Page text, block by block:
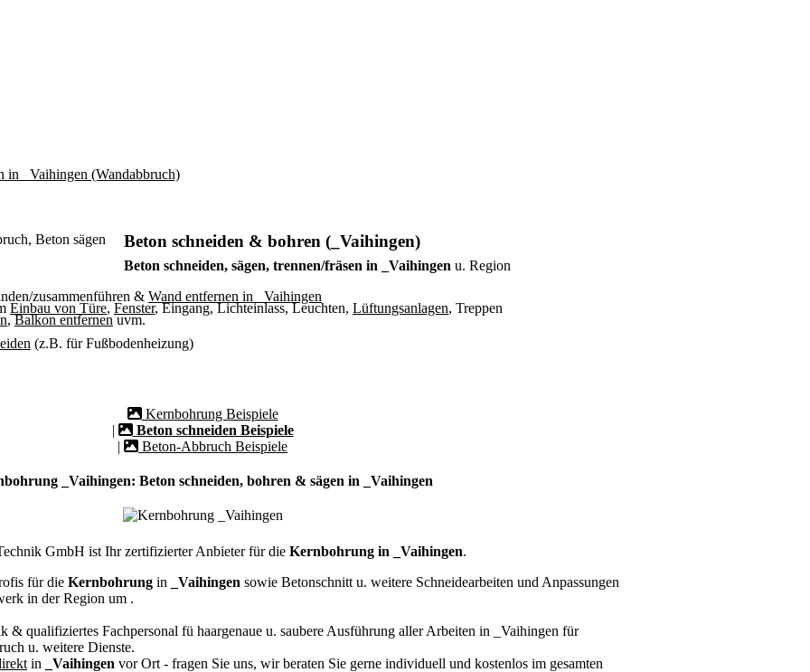
Beton schneiden & bohren (_Vaihingen)
Beton schneiden, sägen, trennen/fräsen in _Vaihingen u. Region
zusammenführen & Wand entfernen in _Vaihingen
Einbau von Türe, Fenster, Eingang, Lichteinlass, Leuchten, Lüftungsanlagen, Treppen
,Balkon entfernenuvm.
(z.B. für Fußbodenheizung)
Kernbohrung Beispiele
|
Beton schneiden Beispiele
|
Beton-Abbruch Beispiele
_Vaihingen: Beton schneiden, bohren & sägen in _Vaihingen
GmbH ist Ihr zertifizierter Anbieter für die Kernbohrung in _Vaihingen.
für die Kernbohrung in _Vaihingen sowie Betonschnitt u. weitere Schneidearbeiten und Anpassungen
in der Region um .
& qualifiziertes Fachpersonal fü haargenaue u. saubere Ausführung aller Arbeiten in _Vaihingen für
u. weitere Dienste.
in _Vaihingen vor Ort - fragen Sie uns, wir beraten Sie gerne individuell und kostenlos im gesamten